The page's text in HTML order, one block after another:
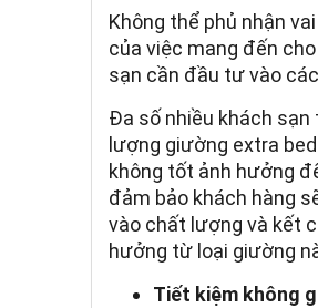
Không thể phủ nhận
của việc mang đến
sạn cần đầu tư vào
Đa số nhiều khách
lượng giường extra
không tốt ảnh hưởng
đảm bảo khách hàng
vào chất lượng và kết
hưởng từ loại giường
Tiết kiệm không